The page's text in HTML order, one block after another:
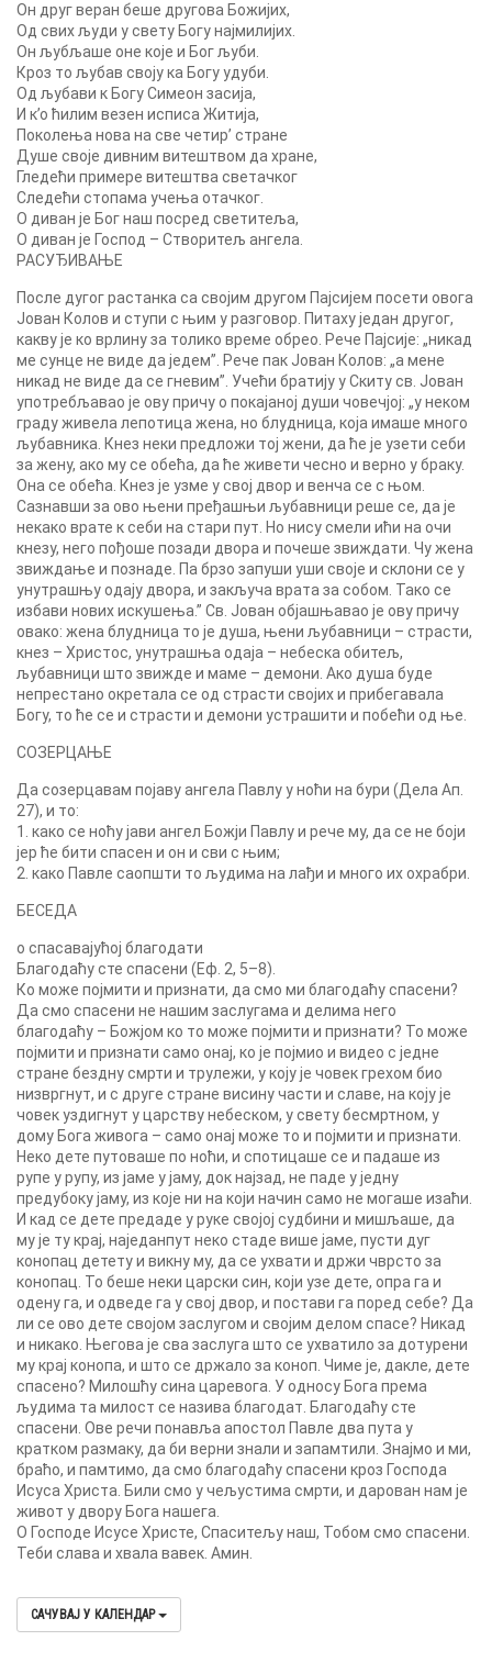
Он друг веран беше другова Божијих,
Од свих људи у свету Богу најмилијих.
Он љубљаше оне које и Бог љуби.
Кроз то љубав своју ка Богу удуби.
Од љубави к Богу Симеон засија,
И к’о ћилим везен исписа Житија,
Поколења нова на све четир’ стране
Душе своје дивним витештвом да хране,
Гледећи примере витештва светачког
Следећи стопама учења отачког.
О диван је Бог наш посред светитеља,
О диван је Господ – Створитељ ангела.
РАСУЂИВАЊЕ
После дугог растанка са својим другом Пајсијем посети овога
Јован Колов и ступи с њим у разговор. Питаху један другог,
какву је ко врлину за толико време обрео. Рече Пајсије: „никад
ме сунце не виде да једем”. Рече пак Јован Колов: „а мене
никад не виде да се гневим”. Учећи братију у Скиту св. Јован
употребљавао је ову причу о покајаној души човечјој: „у неком
граду живела лепотица жена, но блудница, која имаше много
љубавника. Кнез неки предложи тој жени, да ће је узети себи
за жену, ако му се обећа, да ће живети чесно и верно у браку.
Она се обећа. Кнез је узме у свој двор и венча се с њом.
Сазнавши за ово њени пређашњи љубавници реше се, да је
некако врате к себи на стари пут. Но нису смели ићи на очи
кнезу, него пођоше позади двора и почеше звиждати. Чу жена
звиждање и познаде. Па брзо запуши уши своје и склони се у
унутрашњу одају двора, и закључа врата за собом. Тако се
избави нових искушења.” Св. Јован објашњавао је ову причу
овако: жена блудница то је душа, њени љубавници – страсти,
кнез – Христос, унутрашња одаја – небеска обитељ,
љубавници што звижде и маме – демони. Ако душа буде
непрестано окретала се од страсти својих и прибегавала
Богу, то ће се и страсти и демони устрашити и побећи од ње.
СОЗЕРЦАЊЕ
Да созерцавам појаву ангела Павлу у ноћи на бури (Дела Ап.
27), и то:
1. како се ноћу јави ангел Божји Павлу и рече му, да се не боји
јер ће бити спасен и он и сви с њим;
2. како Павле саопшти то људима на лађи и много их охрабри.
БЕСЕДА
о спасавајућој благодати
Благодаћу сте спасени (Еф. 2, 5–8).
Ко може појмити и признати, да смо ми благодаћу спасени?
Да смо спасени не нашим заслугама и делима него
благодаћу – Божјом ко то може појмити и признати? То може
појмити и признати само онај, ко је појмио и видео с једне
стране бездну смрти и трулежи, у коју је човек грехом био
низвргнут, и с друге стране висину части и славе, на коју је
човек уздигнут у царству небеском, у свету бесмртном, у
дому Бога живога – само онај може то и појмити и признати.
Неко дете путоваше по ноћи, и спотицаше се и падаше из
рупе у рупу, из јаме у јаму, док најзад, не паде у једну
предубоку јаму, из које ни на који начин само не могаше изаћи.
И кад се дете предаде у руке својој судбини и мишљаше, да
му је ту крај, наједанпут неко стаде више јаме, пусти дуг
конопац детету и викну му, да се ухвати и држи чврсто за
конопац. То беше неки царски син, који узе дете, опра га и
одену га, и одведе га у свој двор, и постави га поред себе? Да
ли се ово дете својом заслугом и својим делом спасе? Никад
и никако. Његова је сва заслуга што се ухватило за дотурени
му крај конопа, и што се држало за коноп. Чиме је, дакле, дете
спасено? Милошћу сина царевога. У односу Бога према
људима та милост се назива благодат. Благодаћу сте
спасени. Ове речи понавља апостол Павле два пута у
кратком размаку, да би верни знали и запамтили. Знајмо и ми,
браћо, и памтимо, да смо благодаћу спасени кроз Господа
Исуса Христа. Били смо у чељустима смрти, и дарован нам је
живот у двору Бога нашега.
О Господе Исусе Христе, Спаситељу наш, Тобом смо спасени.
Теби слава и хвала вавек. Амин.
САЧУВАЈ У КАЛЕНДАР